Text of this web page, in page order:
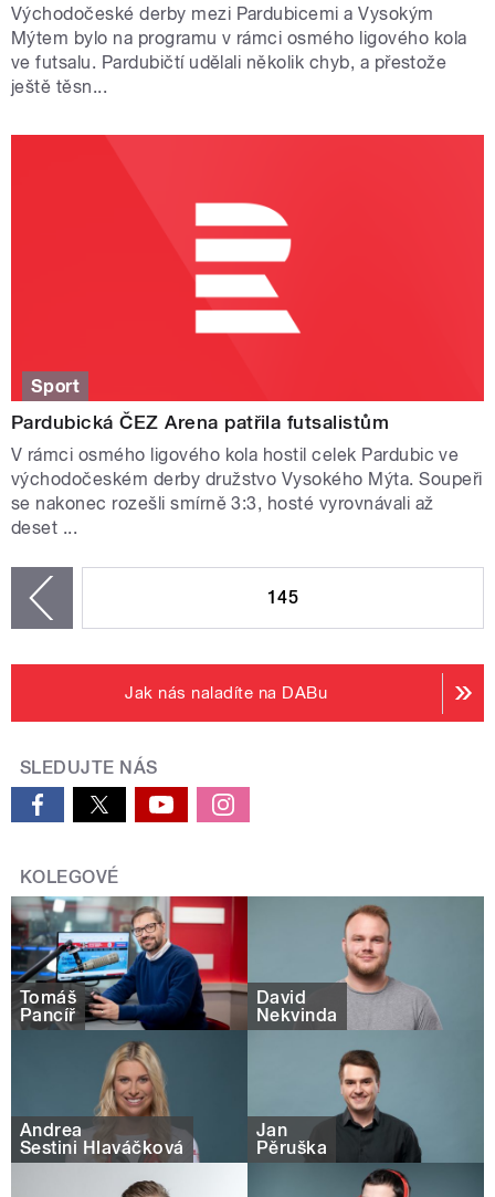
Východočeské derby mezi Pardubicemi a Vysokým
Mýtem bylo na programu v rámci osmého ligového kola
ve futsalu. Pardubičtí udělali několik chyb, a přestože
ještě těsn...
Sport
Pardubická ČEZ Arena patřila futsalistům
V rámci osmého ligového kola hostil celek Pardubic ve
východočeském derby družstvo Vysokého Mýta. Soupeři
se nakonec rozešli smírně 3:3, hosté vyrovnávali až
deset ...
145
Jak nás naladíte na DABu
SLEDUJTE NÁS
KOLEGOVÉ
Tomáš
Pancíř
David
Nekvinda
Andrea
Sestini Hlaváčková
Jan
Pěruška